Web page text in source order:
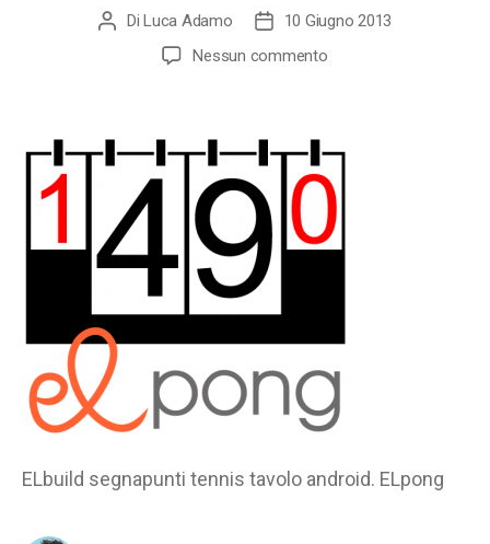
Autore
DiLuca Adamo
Data
dell'articolo
10 Giugno 2013
Nessun commentosu
ELbuild segnapunti tennis tavolo android. ELpong